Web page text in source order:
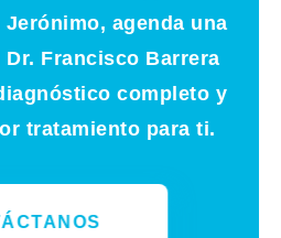
agenda una
Francisco Barrera
completo y
tratamiento para ti.